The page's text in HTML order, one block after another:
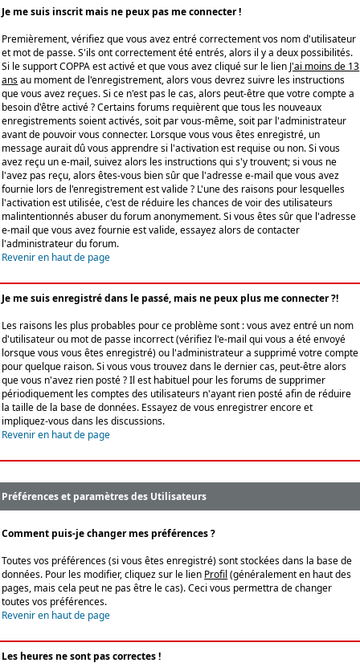
Je me suis inscrit mais ne peux pas me connecter !
Premièrement, vérifiez que vous avez entré correctement vos nom d'utilisateur
et mot de passe. S'ils ont correctement été entrés, alors il y a deux possibilités.
Si le support COPPA est activé et que vous avez cliqué sur le lien J'ai moins de 13
ansau moment de l'enregistrement, alors vous devrez suivre les instructions
que vous avez reçues. Si ce n'est pas le cas, alors peut-être que votre compte a
besoin d'être activé ? Certains forums requièrent que tous les nouveaux
enregistrements soient activés, soit par vous-même, soit par l'administrateur
avant de pouvoir vous connecter. Lorsque vous vous êtes enregistré, un
message aurait dû vous apprendre si l'activation est requise ou non. Si vous
avez reçu un e-mail, suivez alors les instructions qui s'y trouvent; si vous ne
l'avez pas reçu, alors êtes-vous bien sûr que l'adresse e-mail que vous avez
fournie lors de l'enregistrement est valide ? L'une des raisons pour lesquelles
l'activation est utilisée, c'est de réduire les chances de voir des utilisateurs
malintentionnés abuser du forum anonymement. Si vous êtes sûr que l'adresse
e-mail que vous avez fournie est valide, essayez alors de contacter
l'administrateur du forum.
Revenir en haut de page
Je me suis enregistré dans le passé, mais ne peux plus me connecter ?!
Les raisons les plus probables pour ce problème sont : vous avez entré un nom
d'utilisateur ou mot de passe incorrect (vérifiez l'e-mail qui vous a été envoyé
lorsque vous vous êtes enregistré) ou l'administrateur a supprimé votre compte
pour quelque raison. Si vous vous trouvez dans le dernier cas, peut-être alors
que vous n'avez rien posté ? Il est habituel pour les forums de supprimer
périodiquement les comptes des utilisateurs n'ayant rien posté afin de réduire
la taille de la base de données. Essayez de vous enregistrer encore et
impliquez-vous dans les discussions.
Revenir en haut de page
Préférences et paramètres des Utilisateurs
Comment puis-je changer mes préférences ?
Toutes vos préférences (si vous êtes enregistré) sont stockées dans la base de
données. Pour les modifier, cliquez sur le lien Profil (généralement en haut des
pages, mais cela peut ne pas être le cas). Ceci vous permettra de changer
toutes vos préférences.
Revenir en haut de page
Les heures ne sont pas correctes !